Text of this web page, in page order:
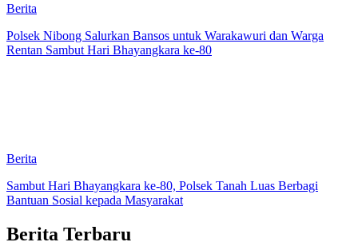
Berita
Polsek Nibong Salurkan Bansos untuk Warakawuri dan Warga
Rentan Sambut Hari Bhayangkara ke-80
Berita
Sambut Hari Bhayangkara ke-80, Polsek Tanah Luas Berbagi
Bantuan Sosial kepada Masyarakat
Berita Terbaru